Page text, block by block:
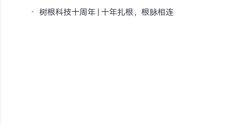
树根科技十周年 | 十年扎根，根脉相连